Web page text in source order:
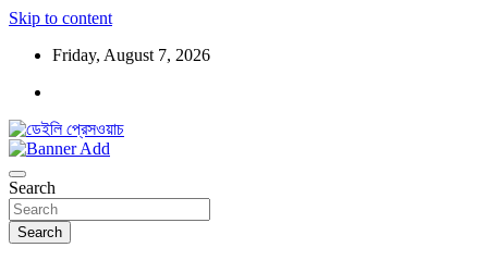
Skip to content
Friday, August 7, 2026
ডেইলি প্রেসওয়াচ
Search
Search